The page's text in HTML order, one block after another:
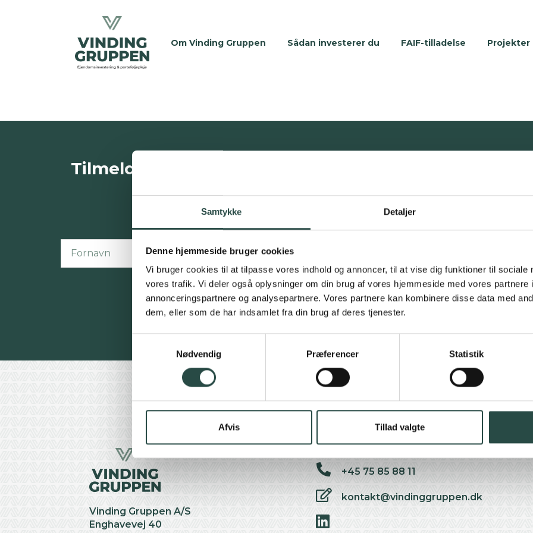
Samtykke Detaljer
Denne hjemmeside bruger cookies
Vi bruger cookies til at tilpasse vores indhold og annoncer, til at vise dig funktioner til sociale
vores trafik. Vi deler også oplysninger om din brug af vores hjemmeside med vores partnere
annonceringspartnere og analysepartnere. Vores partnere kan kombinere disse data med
dem, eller som de har indsamlet fra din brug af deres tjenester.
Nødvendig
Præferencer Statistik
Afvis Tillad valgte
Om Vinding Gruppen Sådan investerer du FAIF-tilladelse Projekter
Tilmeld interesseliste for kommende
Se vores cookie- og privatlivspolitik
Find os her
Vinding Gruppen A/S
Enghavevej 40
+45 75 85 88 11
kontakt@vindinggruppen.dk